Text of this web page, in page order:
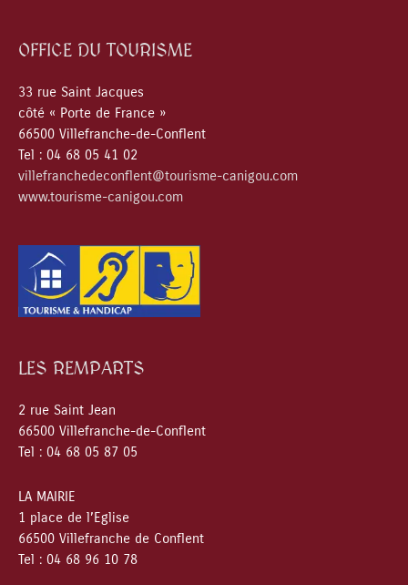
OFFICE DU TOURISME
33 rue Saint Jacques
côté « Porte de France »
66500 Villefranche-de-Conflent
Tel : 04 68 05 41 02
villefranchedeconflent@tourisme-canigou.com
www.tourisme-canigou.com
LES REMPARTS
2 rue Saint Jean
66500 Villefranche-de-Conflent
Tel : 04 68 05 87 05
LA MAIRIE
1 place de l’Eglise
66500 Villefranche de Conflent
Tel : 04 68 96 10 78